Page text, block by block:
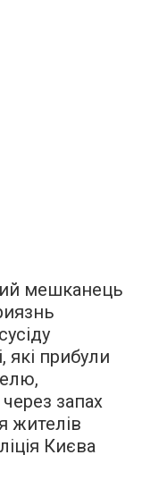
мешканець
які прибули
запах
жителів
Києва